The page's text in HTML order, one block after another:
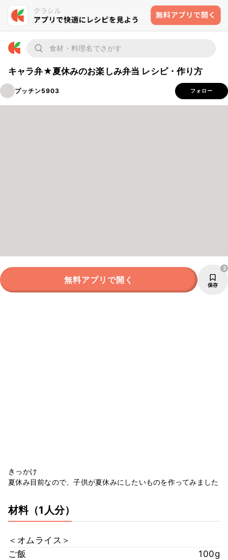
キャラ弁★夏休みのお楽しみ弁当 レシピ・作り方
プッチン5903 フォロー
無料アプリで開く 保存
2
きっかけ
夏休み目前なので、子供が夏休みにしたいものを作ってみました
材料（1人分）
＜オムライス＞
ご飯
100g